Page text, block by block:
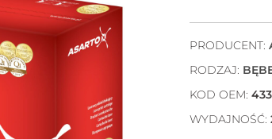
PRODUCENT:
RODZAJ:
KOD OEM:
WYDAJNOŚĆ: